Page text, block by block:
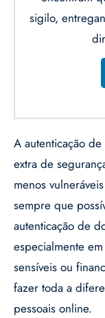
sigilo,
A autenticação
extra de
menos
sempre que
autenticação de
especialmente
sensíveis ou
fazer toda a
pessoais online.